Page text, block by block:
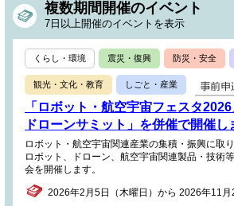
複数期間開催のイベント
7日以上開催のイベントを表示
くらし・環境 震災・復興 防災・安全
観光・文化・教育 しごと・産業
「ロボット・航空宇宙フェスタ
ドローンサミット」を併催で開催し
ロボット・航空宇宙関連産業の集積・振興に取
ロボット、ドローン、航空宇宙関連製品・技術
会を開催します。
2026年2月5日（木曜日）から 2026年11月